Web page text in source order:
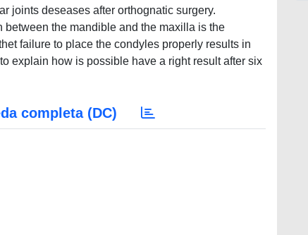
joints deseases after orthognatic surgery.
the mandible and the maxilla is the
failure to place the condyles properly results in
explain how is possible have a right result after six
completa (DC)